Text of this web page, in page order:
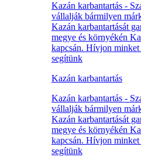
Kazán karbantartás -
vállalják bármilyen
Kazán karbantartását
megye és környékén
kapcsán. Hívjon minket
segítünk
Kazán karbantartás
Kazán karbantartás -
vállalják bármilyen
Kazán karbantartását
megye és környékén
kapcsán. Hívjon minket
segítünk